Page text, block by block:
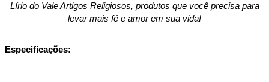
Lírio do Vale Artigos Religiosos, produtos que você precisa para
levar mais fé e amor em sua vida!
Especificações: